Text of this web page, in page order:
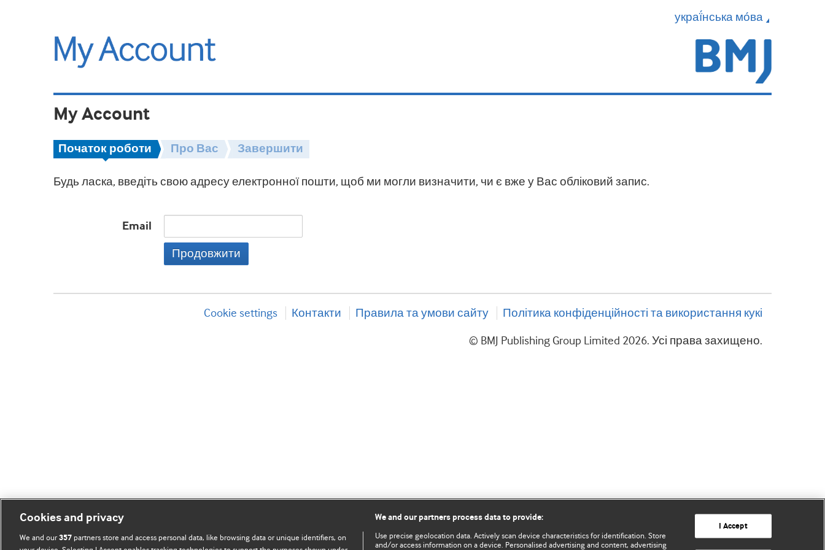
украї́нська мо́ва
My Account
Початок роботи Про Вас Завершити
Будь ласка, введіть свою адресу електронної пошти, щоб ми могли визначити, чи є вже у Вас обліковий запис.
Email
Продовжити
Cookie settings Контакти Правила та умови сайту Політика конфіденційності та використання кукі
© BMJ Publishing Group Limited 2026. Усі права захищено.
Cookies and privacy
We and our357 partners store and access personal data, like browsing data or unique identifiers, on
We and our partners process data to provide:
Use precise geolocation data. Actively scan device characteristics for identification. Store
and/or access information on a device. Personalised advertising and content, advertising
I Accept